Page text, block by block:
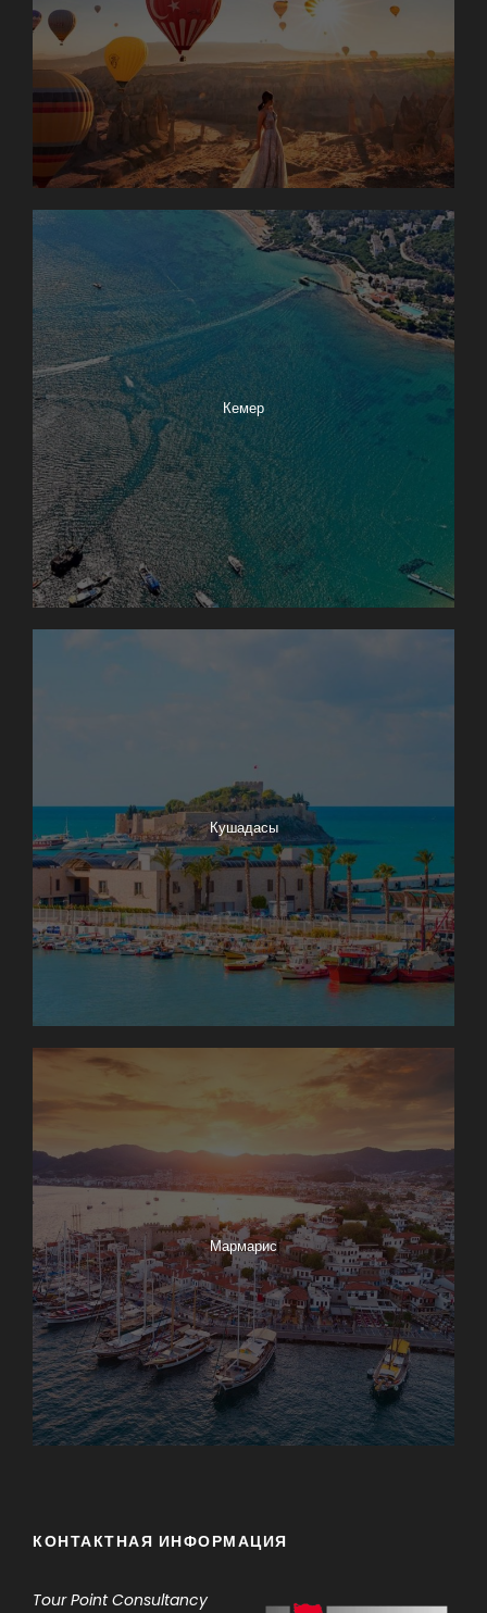
Кемер
Кушадасы
Мармарис
КОНТАКТНАЯ ИНФОРМАЦИЯ
Tour PointConsultancy